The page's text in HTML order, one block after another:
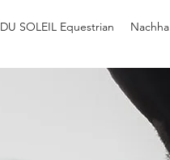
DU SOLEIL Equestrian